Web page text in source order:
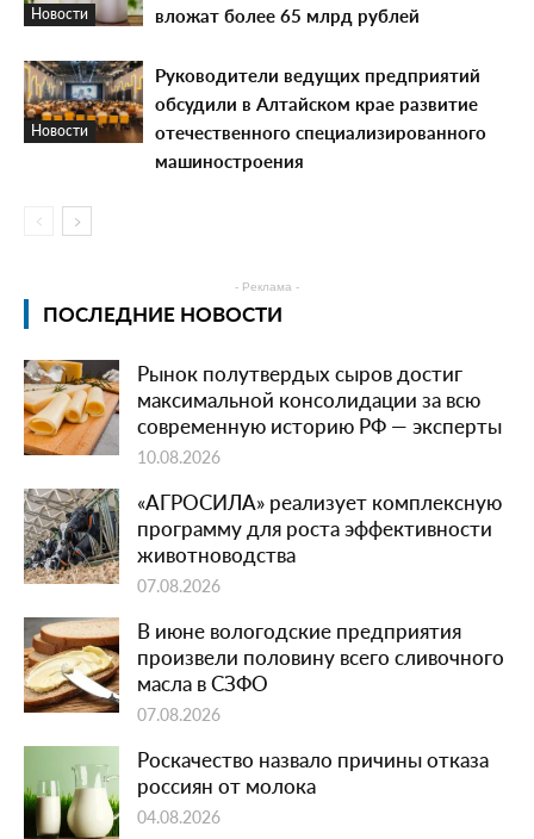
Новости
вложат более 65 млрд рублей
Новости
Руководители ведущих предприятий
обсудили в Алтайском крае развитие
отечественного специализированного
машиностроения
- Реклама -
ПОСЛЕДНИЕ НОВОСТИ
Рынок полутвердых сыров достиг
максимальной консолидации за всю
современную историю РФ — эксперты
10.08.2026
«АГРОСИЛА» реализует комплексную
программу для роста эффективности
животноводства
07.08.2026
В июне вологодские предприятия
произвели половину всего сливочного
масла в СЗФО
07.08.2026
Роскачество назвало причины отказа
россиян от молока
04.08.2026